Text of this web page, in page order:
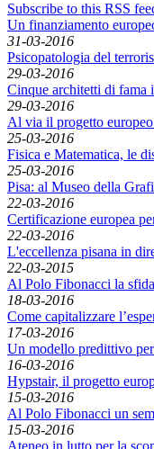
Subscribe to this RSS
Un finanziamento
31-03-2016
Psicopatologia del
29-03-2016
Cinque architetti di fama
29-03-2016
Al via il progetto
25-03-2016
Fisica e Matematica, le
25-03-2016
Pisa: al Museo della
22-03-2016
Certificazione europea
22-03-2016
L'eccellenza pisana in
22-03-2015
Al Polo Fibonacci la
18-03-2016
Come capitalizzare
17-03-2016
Un modello predittivo
16-03-2016
Hypstair, il progetto
15-03-2016
Al Polo Fibonacci un
15-03-2016